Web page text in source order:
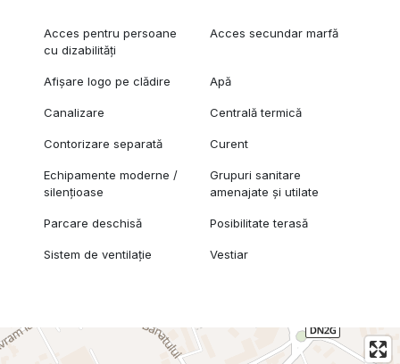
Acces pentru persoane
cu dizabilități
Acces secundar marfă
Afișare logo pe clădire Apă
Canalizare Centrală termică
Contorizare separată Curent
Echipamente moderne /
silențioase
Grupuri sanitare
amenajate și utilate
Parcare deschisă Posibilitate terasă
Sistem de ventilație Vestiar